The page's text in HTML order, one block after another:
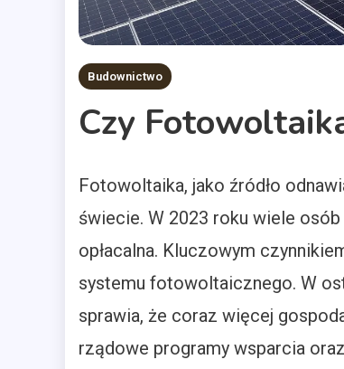
Budownictwo
Czy
Fotowoltaika, jako źródło
świecie. W 2023 roku wiele
opłacalna. Kluczowym
systemu fotowoltaicznego. W
sprawia, że coraz więcej
rządowe programy wsparcia